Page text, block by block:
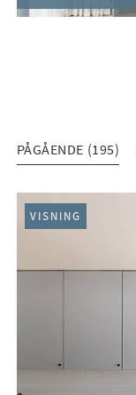
PÅGÅENDE (195)
PÅGÅENDE (195)
VISNING